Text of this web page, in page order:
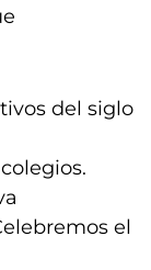
del siglo
el